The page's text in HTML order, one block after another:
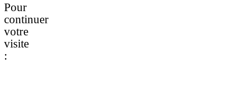
Pour
continuer
votre
visite
: